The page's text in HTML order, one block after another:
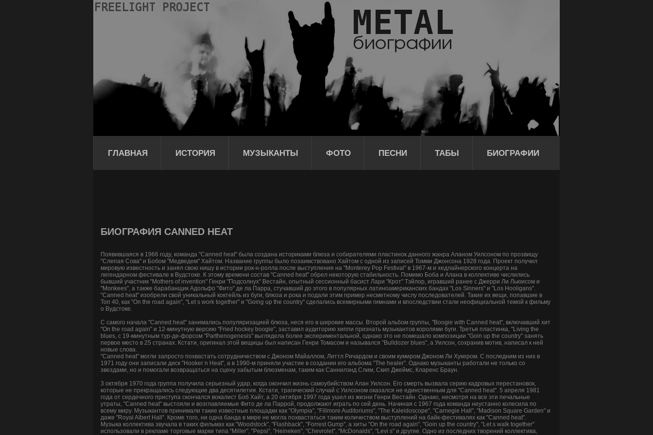
ГЛАВНАЯ ИСТОРИЯ МУЗЫКАНТЫ ФОТО ПЕСНИ ТАБЫ БИОГРАФИИ
БИОГРАФИЯ CANNED HEAT
Появившаяся в 1966 году, команда "Canned heat" была создана историками блюза и собирателями пластинок данного жанра Аланом Уилсоном по прозвищу
"Слепая Сова" и Бобом "Медведем" Хайтом. Название группы было позаимствовано Хайтом с одной из записей Томми Джонсона 1928 года. Проект получил
мировую известность и занял свою нишу в истории рок-н-ролла после выступления на "Monterey Pop Festival" в 1967-м и хедлайнерского концерта на
легендарном фестивале в Вудстоке. К этому времени состав "Canned heat" обрел некоторую стабильность. Помимо Боба и Алана в коллективе числились
бывший участник "Mothers of invention" Генри "Подсолнух" Вестайн, опытный сессионный басист Лари "Крот" Тэйлор, игравший ранее с Джерри Ли Льюисом и
"Monkees", а также барабанщик Адольфо "Фито" де ла Парра, стучавший до этого в популярных латиноамериканских бандах "Los Sinners" и "Los Hooligans".
"Canned heat" изобрели свой уникальный коктейль из буги, блюза и рока и подали этим пример несметному числу последователей. Такие их вещи, попавшие в
Топ 40, как "On the road again", "Let s work together" и "Going up the country" сделались всемирными гимнами и впоследствии стали неофициальной темой к фильму
о Вудстоке.
С самого начала "Canned heat" занимались популяризацией блюза, неся его в широкие массы. Второй альбом группы, "Boogie with Canned heat", включавший хит
"On the road again" и 12-минутную версию "Fried hockey boogie", заставил аудиторию хиппи признать музыкантов королями буги. Третья пластинка, "Living the
blues, с 19-минутным тур-де-форсом "Parthenogenesis" выглядела более экспериментальной, однако это не помешало композиции "Goin up the country" занять
первое место в 25 странах. Кстати, оригинал этой вещицы был написан Генри Томасом и назывался "Bulldozer blues", а Уилсон, сохранив мотив, написал к ней
новые слова.
"Canned heat" могли запросто похвастать сотрудничеством с Джоном Майаллом, Литтл Ричардом и своим кумиром Джоном Ли Хукером. С последним из них в
1971 году они записали диск "Hooker n Heat", а в 1990-м приняли участие в создании его альбома "The healer". Однако музыканты работали не только со
звездами, но и помогали возвращаться на сцену забытым блюзменам, таким как Саннилэнд Слим, Скип Джеймс, Кларенс Браун.
3 октября 1970 года группа получила серьезный удар, когда окончил жизнь самоубийством Алан Уилсон. Его смерть вызвала серию кадровых перестановок,
которые не прекращались следующие два десятилетия. Кстати, трагический случай с Уилсоном оказался не единственным для "Canned heat". 5 апреля 1981
года от сердечного приступа скончался вокалист Боб Хайт, а 20 октября 1997 года ушел из жизни Генри Вестайн. Однако, несмотря на все эти печальные
утраты, "Canned heat" выстояли и возглавляемые Фито де ла Паррой, продолжают играть по сей день. Начиная с 1967 года команда неустанно колесила по
всему миру. Музыкантов принимали такие известные площадки как "Olympia", "Fillmore Auditoriums", "The Kaleidoscope", "Carnegie Hall", "Madison Square Garden" и
даже "Royal Albert Hall". Кроме того, ни одна банда в мире не могла похвастаться таким количеством выступлений на байк-фестивалях как "Canned heat".
Музыка коллектива звучала в таких фильмах как "Woodstock", "Flashback", "Forrest Gump", а хиты "On the road again", "Goin up the country", "Let s walk together"
использовали в рекламе торговые марки типа "Miller", "Pepsi", "Heineken", "Chevrolet", "McDonalds", "Levi s" и другие. Одно из последних творений коллектива,